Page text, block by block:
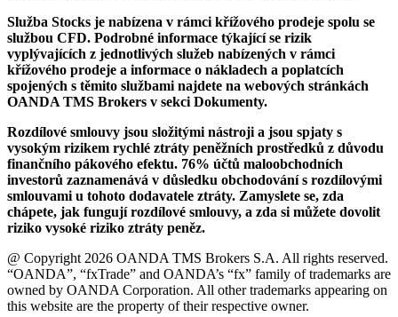
Služba Stocks je nabízena v rámci křížového prodeje spolu se
službou CFD. Podrobné informace týkající se rizik
vyplývajících z jednotlivých služeb nabízených v rámci
křížového prodeje a informace o nákladech a poplatcích
spojených s těmito službami najdete na webových stránkách
OANDA TMS Brokers v sekci Dokumenty.
Rozdílové smlouvy jsou složitými nástroji a jsou spjaty s
vysokým rizikem rychlé ztráty peněžních prostředků z důvodu
finančního pákového efektu. 76% účtů maloobchodních
investorů zaznamenává v důsledku obchodování s rozdílovými
smlouvami u tohoto dodavatele ztráty. Zamyslete se, zda
chápete, jak fungují rozdílové smlouvy, a zda si můžete dovolit
riziko vysoké riziko ztráty peněz.
@ Copyright 2026 OANDA TMS Brokers S.A. All rights reserved.
“OANDA”, “fxTrade” and OANDA’s “fx” family of trademarks are
owned by OANDA Corporation. All other trademarks appearing on
this website are the property of their respective owner.